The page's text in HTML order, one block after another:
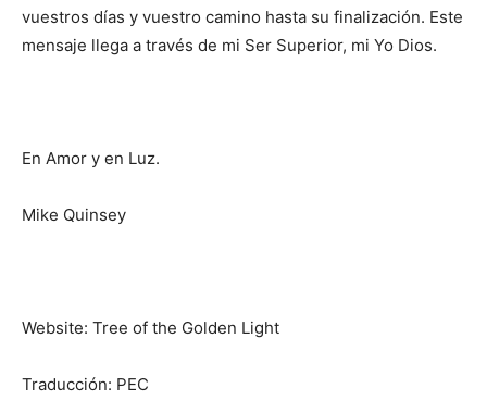
vuestros días y vuestro camino hasta su finalización. Este
mensaje llega a través de mi Ser Superior, mi Yo Dios.
En Amor y en Luz.
Mike Quinsey
Website: Tree of the Golden Light
Traducción: PEC